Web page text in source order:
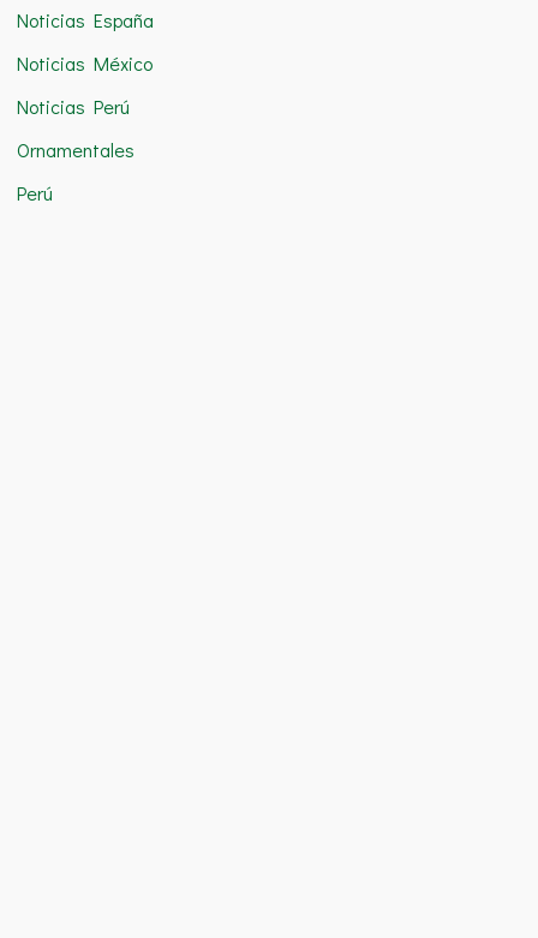
Noticias España
Noticias México
Noticias Perú
Ornamentales
Perú